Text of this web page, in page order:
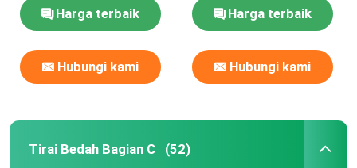
Harga terbaik
Hubungi kami
Harga terbaik
Hubungi kami
Tirai Bedah Bagian C (52)